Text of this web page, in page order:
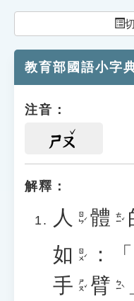
貓頭鷹博士
教育部國語小字
注音：
ㄕㄡ
解釋：
人 ㄖㄣˊ 體 ㄊㄧˇ
如 ㄖㄨˊ ：「
手 ㄕㄡˇ 臂 ㄅㄧˋ